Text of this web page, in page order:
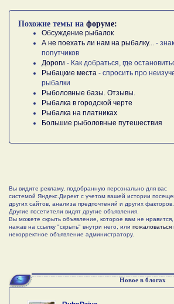
Похожие темы на форуме:
Обсуждение рыбалок
А не поехать ли нам на рыбалку...
-
попутчиков
Дороги - Как добраться, где
Рыбацкие места - спросить про
рыбалки
Рыболовные базы. Отзывы.
Рыбалка в городской черте
Рыбалка на платниках
Большие рыболовные путешествия
Вы видите рекламу, подобранную персонально для вас
системой Яндекс.Директ с учетом вашей истории
других сайтов, анализа предпочтений и других факторов.
Другие посетители видят другие объявления.
Вы можете скрыть объявление, которое вам не нравится,
нажав на ссылку "скрыть" внутри него, или пожаловаться
некорректное объявление администратору.
Новое в блогах